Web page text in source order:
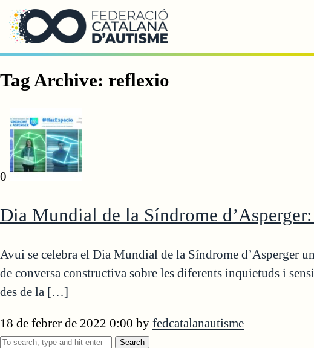
Saltar al contingut principal
Tag Archive: reflexio
0
Dia Mundial de la Síndrome
Avui se celebra el Dia Mundial de la Síndrome d’Asperger
de conversa constructiva sobre les diferents inquietuds i
des de la […]
18 de febrer de 2022 0:00 by fedcatalanautisme
Search